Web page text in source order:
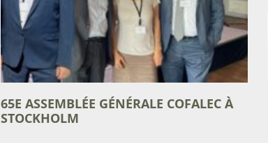
65E ASSEMBLÉE GÉNÉRALE COFALEC À
STOCKHOLM